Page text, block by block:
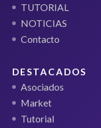
TUTORIAL
NOTICIAS
Contacto
DESTACADOS
Asociados
Market
Tutorial